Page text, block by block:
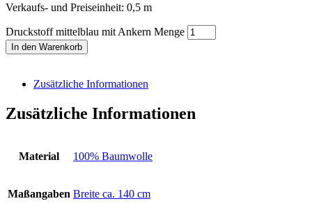
Verkaufs- und Preiseinheit: 0,5 m
Druckstoff mittelblau mit Ankern Menge
In den Warenkorb
Zusätzliche Informationen
Zusätzliche Informationen
Material 100% Baumwolle
Maßangaben Breite ca. 140 cm